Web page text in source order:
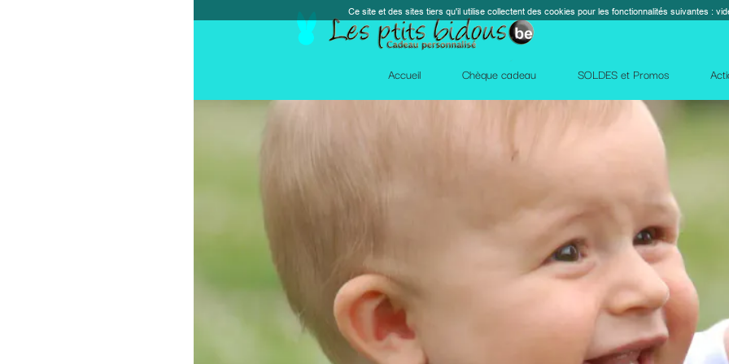
SOLDES et Promos Action Facebook Blog Des
Ce site et des sites tiers qu'il utilise collectent des cookies pour les fonctionnalités suivantes : vidéos, cartes, réseaux sociaux, calendrier,